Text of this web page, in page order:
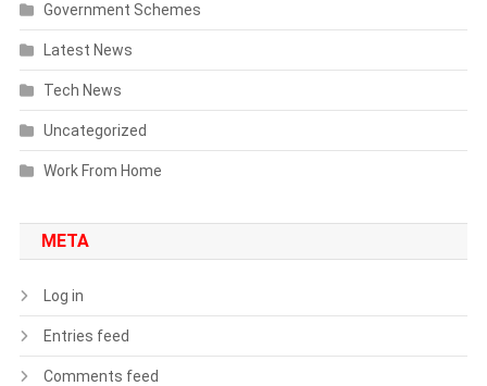
Government Schemes
Latest News
Tech News
Uncategorized
Work From Home
META
Log in
Entries feed
Comments feed